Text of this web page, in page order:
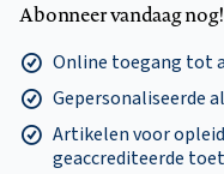
Abonneer vandaag nog!
Online toegang tot
Gepersonaliseerde
Artikelen voor
geaccrediteerde